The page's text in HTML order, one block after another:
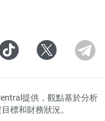
提供，觀點基於分析
標和財務狀況。